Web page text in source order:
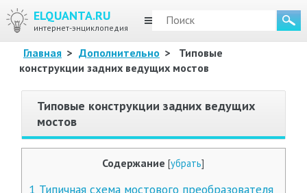
ELQUANTA.RU
интернет-энциклопедия
МЕНЮ
Главная > Дополнительно >
Типовые
конструкции задних ведущих мостов
Типовые конструкции задних ведущих
мостов
Содержание [убрать]
1 Типичная схема мостового преобразователя